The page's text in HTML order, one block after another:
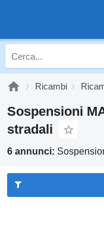
Ricambi
Sospensioni
stradali
6 annunci: